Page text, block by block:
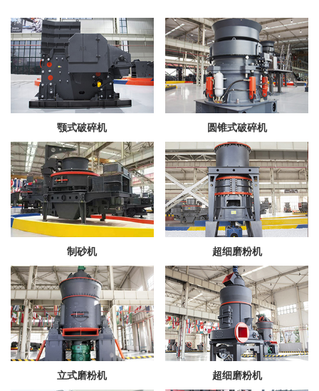
颚式破碎机 圆锥式破碎机
制砂机 超细磨粉机
立式磨粉机 超细磨粉机